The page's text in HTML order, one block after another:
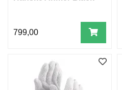
799,00